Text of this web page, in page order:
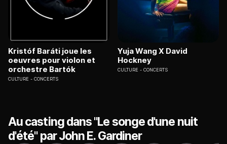
Kristóf Baráti joue les
oeuvres pour violon et
orchestre Bartók
CULTURE CONCERTS
Yuja Wang X David
Hockney
CULTURE CONCERTS
Au casting dans "Le songe d'une nuit
d'été" par John E. Gardiner